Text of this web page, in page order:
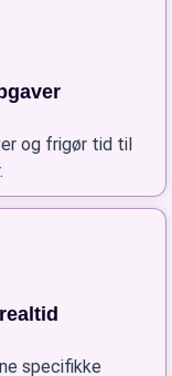
og frigør tid til
specifikke